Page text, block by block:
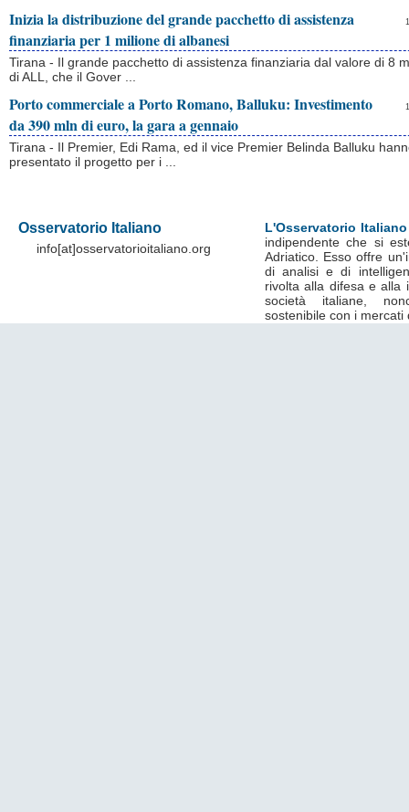
Inizia la distribuzione del grande pacchetto di assistenza
finanziaria per 1 milione di albanesi
Tirana - Il grande pacchetto di assistenza finanziaria dal valore di 8
di ALL, che il Gover ...
Porto commerciale a Porto Romano, Balluku: Investimento
da 390 mln di euro, la gara a gennaio
Tirana - Il Premier, Edi Rama, ed il vice Premier Belinda Balluku
presentato il progetto per i ...
Osservatorio Italiano
info[at]osservatorioitaliano.org
L'Osservatorio Italiano
indipendente che si
Adriatico. Esso offre
di analisi e di
rivolta alla difesa e alla
società italiane,
sostenibile con i mercati